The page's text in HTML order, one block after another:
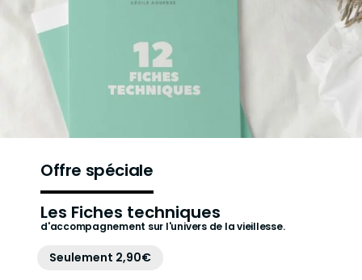
Offre spéciale
Les Fiches techniques
d'accompagnement sur l'univers de la vieillesse.
Seulement 2,90€